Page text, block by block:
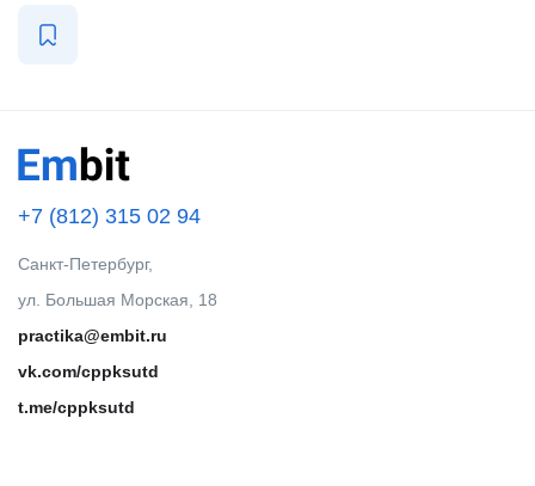
+7 (812) 315 02 94
Санкт-Петербург,
ул. Большая Морская, 18
practika@embit.ru
vk.com/cppksutd
t.me/cppksutd